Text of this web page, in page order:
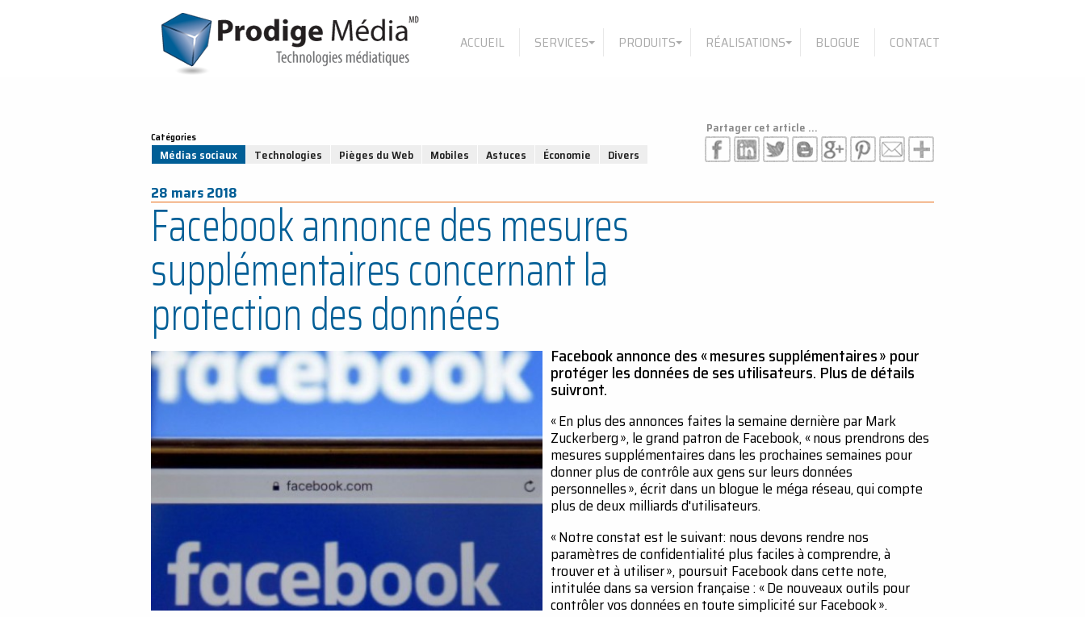
ACCUEIL SERVICES PRODUITS RÉALISATIONS BLOGUE CONTACT
Partager cet article ...
Catégories
Médias sociaux Technologies Pièges du Web Mobiles Astuces Économie Divers
28 mars 2018
Facebook annonce des mesures
supplémentaires concernant la
protection des données
Facebook annonce des « mesures supplémentaires » pour
protéger les données de ses utilisateurs. Plus de détails
suivront.
« En plus des annonces faites la semaine dernière par Mark
Zuckerberg », le grand patron de Facebook, « nous prendrons des
mesures supplémentaires dans les prochaines semaines pour
donner plus de contrôle aux gens sur leurs données
personnelles », écrit dans un blogue le méga réseau, qui compte
plus de deux milliards d'utilisateurs.
« Notre constat est le suivant: nous devons rendre nos
paramètres de confidentialité plus faciles à comprendre, à
trouver et à utiliser », poursuit Facebook dans cette note,
intitulée dans sa version française : « De nouveaux outils pour
contrôler vos données en toute simplicité sur Facebook ».